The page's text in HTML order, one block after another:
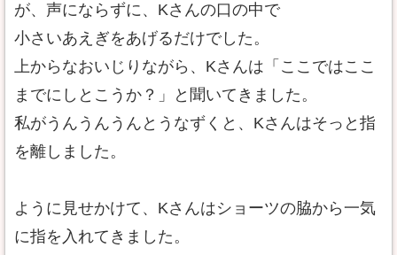
が、声にならずに、Kさんの口の中で
小さいあえぎをあげるだけでした。
上からなおいじりながら、Kさんは「ここではここ
までにしとこうか？」と聞いてきました。
私がうんうんうんとうなずくと、Kさんはそっと指
を離しました。
ように見せかけて、Kさんはショーツの脇から一気
に指を入れてきました。